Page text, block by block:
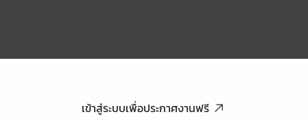
เข้าสู่ระบบเพื่อประกาศงานฟรี